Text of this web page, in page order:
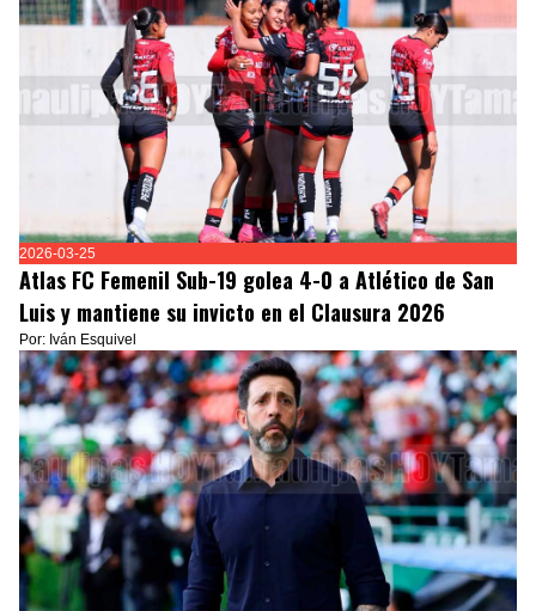
2026-03-25
Atlas FC Femenil Sub-19 golea 4-0 a Atlético de San
Luis y mantiene su invicto en el Clausura 2026
Por: Iván Esquivel